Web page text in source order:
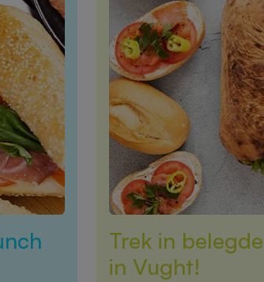
Trek in
in Vught!